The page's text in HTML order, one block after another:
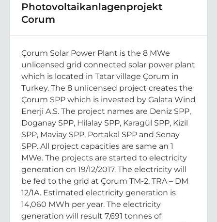
Photovoltaikanlagenprojekt
Corum
Çorum Solar Power Plant is the 8 MWe
unlicensed grid connected solar power plant
which is located in Tatar village Çorum in
Turkey. The 8 unlicensed project creates the
Çorum SPP which is invested by Galata Wind
Enerji A.S. The project names are Deniz SPP,
Doganay SPP, Hilalay SPP, Karagül SPP, Kizil
SPP, Maviay SPP, Portakal SPP and Senay
SPP. All project capacities are same an 1
MWe. The projects are started to electricity
generation on 19/12/2017. The electricity will
be fed to the grid at Çorum TM-2, TRA – DM
12/1A. Estimated electricity generation is
14,060 MWh per year. The electricity
generation will result 7,691 tonnes of